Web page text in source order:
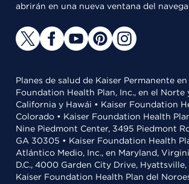
abrirán en una nueva ventana del
Planes de salud de Kaiser Permanente
Foundation Health Plan, Inc., en el Norte
California y Hawái • Kaiser Foundation
Colorado • Kaiser Foundation Health
Nine Piedmont Center, 3495 Piedmont
GA 30305 • Kaiser Foundation Health
Atlántico Medio, Inc., en Maryland,
D.C., 4000 Garden City Drive, Hyattsville,
Kaiser Foundation Health Plan del